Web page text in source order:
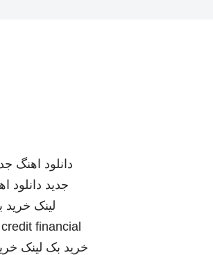
دانلود اهنگ
جدید دانلود
لینک خرید
financial
خرید بک لینک